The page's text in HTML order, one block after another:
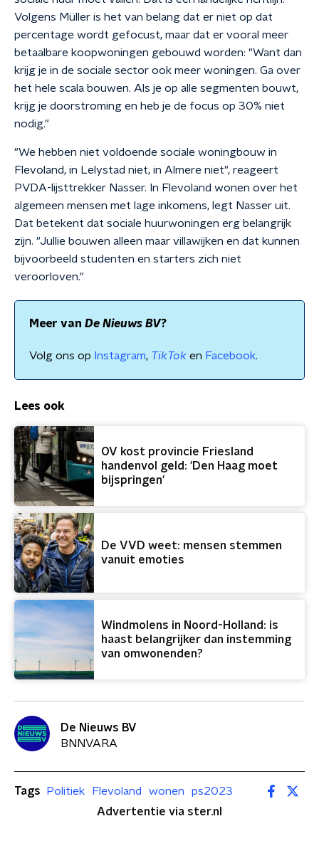
Volgens Müller is het van belang dat er niet op dat
percentage wordt gefocust, maar dat er vooral meer
betaalbare koopwoningen gebouwd worden: "Want dan
krijg je in de sociale sector ook meer woningen. Ga over
het hele scala bouwen. Als je op alle segmenten bouwt,
krijg je doorstroming en heb je de focus op 30% niet
nodig."
"We hebben niet voldoende sociale woningbouw in
Flevoland, in Lelystad niet, in Almere niet", reageert
PVDA-lijsttrekker Nasser. In Flevoland wonen over het
algemeen mensen met lage inkomens, legt Nasser uit.
Dat betekent dat sociale huurwoningen erg belangrijk
zijn. "Jullie bouwen alleen maar villawijken en dat kunnen
bijvoorbeeld studenten en starters zich niet
veroorloven."
Meer van De Nieuws BV?
Volg ons op Instagram, TikTok en Facebook.
Lees ook
OV kost provincie Friesland
handenvol geld: 'Den Haag moet
bijspringen'
De VVD weet: mensen stemmen
vanuit emoties
Windmolens in Noord-Holland: is
haast belangrijker dan instemming
van omwonenden?
De Nieuws BV
BNNVARA
Tags Politiek Flevoland wonen
ps2023
Advertentie via ster.nl